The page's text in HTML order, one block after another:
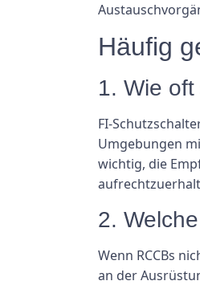
Häufig
1. Wie
FI-
Umgebungen
wichtig, die
2.
Wenn RCCBs
an der